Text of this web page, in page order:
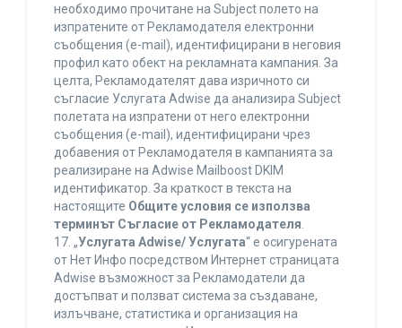
необходимо прочитане на Subject полето на
изпратените от Рекламодателя електронни
съобщения (e-mail), идентифицирани в неговия
профил като обект на рекламната кампания. За
целта, Рекламодателят дава изричното си
съгласие Услугата Adwise да анализира Subject
полетата на изпратени от него електронни
съобщения (e-mail), идентифицирани чрез
добавения от Рекламодателя в кампанията за
реализиране на Adwise Mailboost DKIM
идентификатор. За краткост в текста на
настоящите Общите условия се използва
терминът Съгласие от Рекламодателя.
17. „Услугата Adwise/ Услугата“ е осигурената
от Нет Инфо посредством Интернет страницата
Adwise възможност за Рекламодатели да
достъпват и ползват система за създаване,
излъчване, статистика и организация на